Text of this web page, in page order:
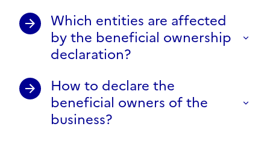
Which entities are affected
by the beneficial ownership
declaration?
How to declare the
beneficial owners of the
business?